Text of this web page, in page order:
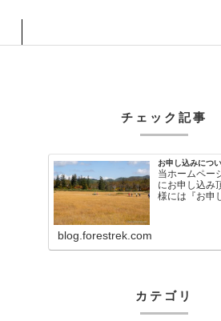
チェック記事
お申し込みにつ
当ホームペー
にお申し込み
様には『お申
blog.forestrek.com
カテゴリ